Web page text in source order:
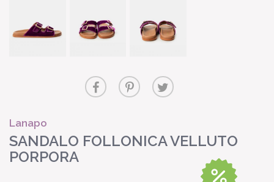
Lanapo
SANDALO FOLLONICA VELLUTO
PORPORA